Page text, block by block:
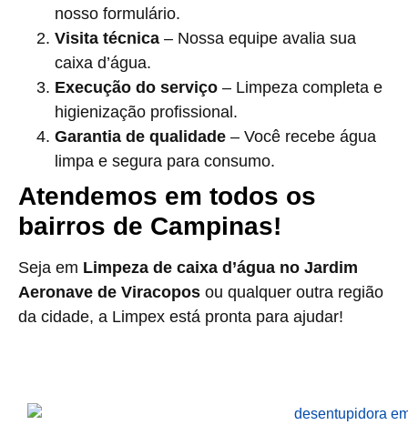
nosso formulário.
Visita técnica – Nossa equipe avalia sua
caixa d’água.
Execução do serviço – Limpeza completa e
higienização profissional.
Garantia de qualidade – Você recebe água
limpa e segura para consumo.
Atendemos em todos os
bairros de Campinas!
Seja em Limpeza de caixa d’água no Jardim
Aeronave de Viracopos ou qualquer outra região
da cidade, a Limpex está pronta para ajudar!